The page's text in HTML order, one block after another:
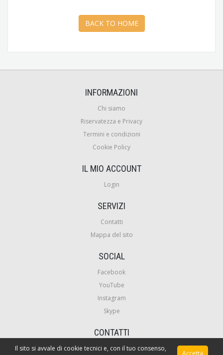
BACK TO HOME
INFORMAZIONI
Chi siamo
Riservatezza e Privacy
Termini e condizioni
Cookie Policy
IL MIO ACCOUNT
Login
SERVIZI
Contatti
Mappa del sito
SOCIAL
Facebook
YouTube
Instagram
Skype
CONTATTI
VideoCorsiPro
Accetta
Il sito si avvale di cookie tecnici e, con il tuo consenso,